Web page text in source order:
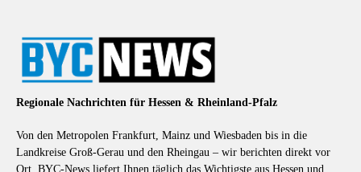
Regionale Nachrichten für Hessen & Rheinland-Pfalz
Von den Metropolen Frankfurt, Mainz und Wiesbaden bis in die
Landkreise Groß-Gerau und den Rheingau – wir berichten direkt vor
Ort. BYC-News liefert Ihnen täglich das Wichtigste aus Hessen und